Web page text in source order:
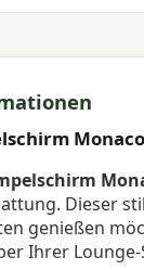
Dieser
genießen
Ihrer